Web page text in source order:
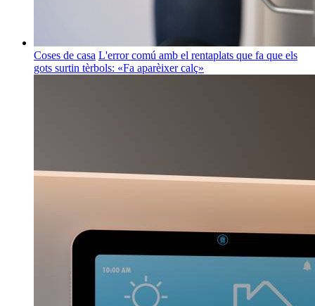
Coses de casa L'error comú amb el rentaplats que fa que els
gots surtin tèrbols: «Fa aparèixer calç»